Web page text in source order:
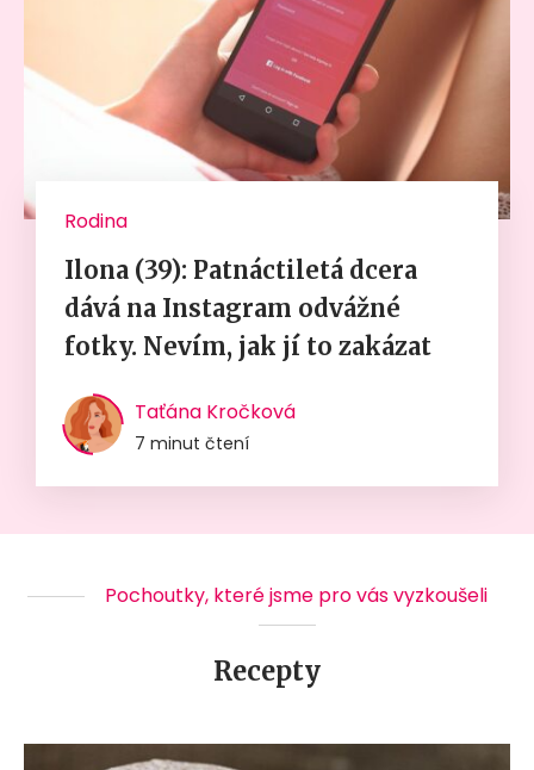
Rodina
Ilona (39): Patnáctiletá dcera
dává na Instagram odvážné
fotky. Nevím, jak jí to zakázat
Taťána Kročková
7 minut čtení
Pochoutky, které jsme pro vás vyzkoušeli
Recepty